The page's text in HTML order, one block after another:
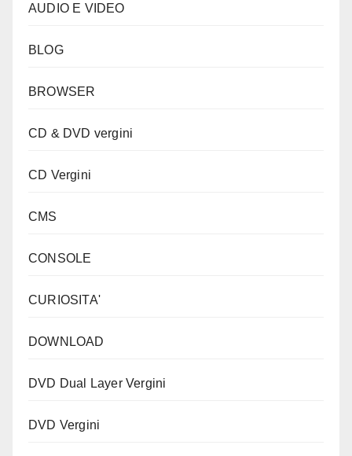
AUDIO E VIDEO
BLOG
BROWSER
CD & DVD vergini
CD Vergini
CMS
CONSOLE
CURIOSITA'
DOWNLOAD
DVD Dual Layer Vergini
DVD Vergini